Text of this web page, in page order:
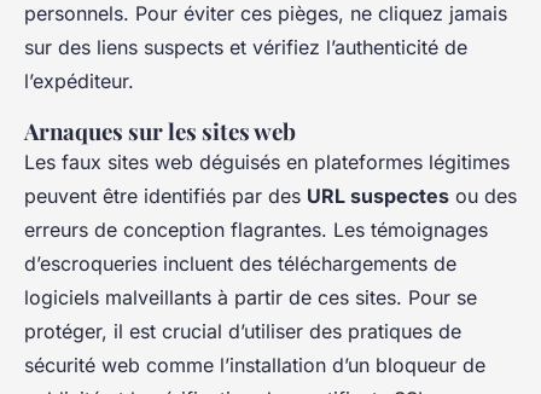
personnels. Pour éviter ces pièges, ne cliquez jamais
sur des liens suspects et vérifiez l’authenticité de
l’expéditeur.
Arnaques sur les sites web
Les faux sites web déguisés en plateformes légitimes
peuvent être identifiés par des URL suspectes ou des
erreurs de conception flagrantes. Les témoignages
d’escroqueries incluent des téléchargements de
logiciels malveillants à partir de ces sites. Pour se
protéger, il est crucial d’utiliser des pratiques de
sécurité web comme l’installation d’un bloqueur de